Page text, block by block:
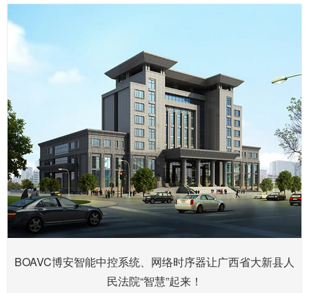
BOAVC博安智能中控系统、网络时序器让广西省大新县人
民法院“智慧”起来！